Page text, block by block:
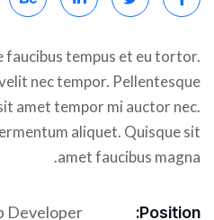
faucibus tempus et eu tortor.
nec tempor. Pellentesque
amet tempor mi auctor nec.
aliquet. Quisque sit
amet faucibus magna.
Position: